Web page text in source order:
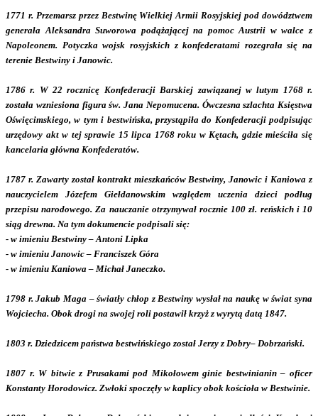
1771 r. Przemarsz przez Bestwinę Wielkiej Armii Rosyjskiej pod dowództwem
generała Aleksandra Suworowa podążającej na pomoc Austrii w walce z
Napoleonem. Potyczka wojsk rosyjskich z konfederatami rozegrała się na
terenie Bestwiny i Janowic.
1786 r. W 22 rocznicę Konfederacji Barskiej zawiązanej w lutym 1768 r.
została wzniesiona figura św. Jana Nepomucena. Ówczesna szlachta Księstwa
Oświęcimskiego, w tym i bestwińska, przystąpiła do Konfederacji podpisując
urzędowy akt w tej sprawie 15 lipca 1768 roku w Kętach, gdzie mieściła się
kancelaria główna Konfederatów.
1787 r. Zawarty został kontrakt mieszkańców Bestwiny, Janowic i Kaniowa z
nauczycielem Józefem Giełdanowskim względem uczenia dzieci podług
przepisu narodowego. Za nauczanie otrzymywał rocznie 100 zł. reńskich i 10
siąg drewna. Na tym dokumencie podpisali się:
- w imieniu Bestwiny – Antoni Lipka
- w imieniu Janowic – Franciszek Góra
- w imieniu Kaniowa – Michał Janeczko.
1798 r. Jakub Maga – światły chłop z Bestwiny wysłał na naukę w świat syna
Wojciecha. Obok drogi na swojej roli postawił krzyż z wyrytą datą 1847.
1803 r. Dziedzicem państwa bestwińskiego został Jerzy z Dobry– Dobrzański.
1807 r. W bitwie z Prusakami pod Mikołowem ginie bestwinianin – oficer
Konstanty Horodowicz. Zwłoki spoczęły w kaplicy obok kościoła w Bestwinie.